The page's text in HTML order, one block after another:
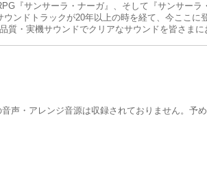
『サンサーラ・ナーガ』、そして『サンサーラ
ンドトラックが20年以上の時を経て、今ここに
・実機サウンドでクリアなサウンドを皆さまに
・アレンジ音源は収録されておりません。予め